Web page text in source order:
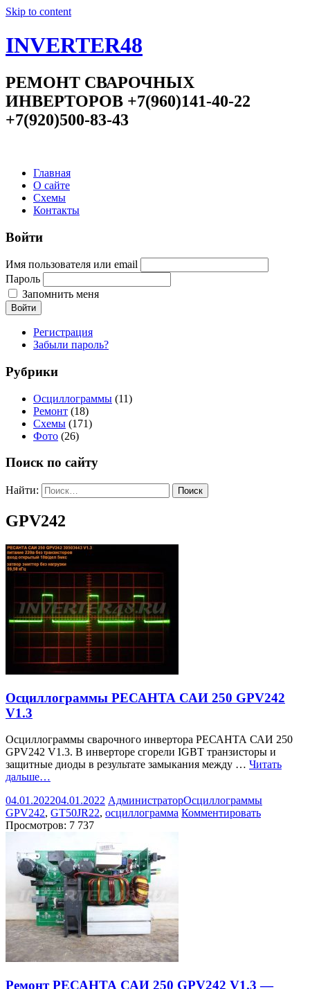
Skip to content
INVERTER48
РЕМОНТ СВАРОЧНЫХ
ИНВЕРТОРОВ +7(960)141-40-22
+7(920)500-83-43
Главная
О сайте
Схемы
Контакты
Войти
Имя пользователя или email
Пароль
Запомнить меня
Войти
Регистрация
Забыли пароль?
Рубрики
Осциллограммы (11)
Ремонт (18)
Схемы (171)
Фото (26)
Поиск по сайту
Найти:
GPV242
Осциллограммы РЕСАНТА САИ 250 GPV242
V1.3
Осциллограммы сварочного инвертора РЕСАНТА САИ 250
GPV242 V1.3. В инверторе сгорели IGBT транзисторы и
защитные диоды в результате замыкания между … Читать
дальше…
04.01.202204.01.2022 АдминистраторОсциллограммы
GPV242, GT50JR22, осциллограмма Комментировать
Просмотров: 7 737
Ремонт РЕСАНТА САИ 250 GPV242 V1.3 —